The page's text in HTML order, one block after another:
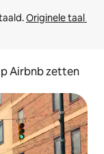
Originele taal
Airbnb zetten